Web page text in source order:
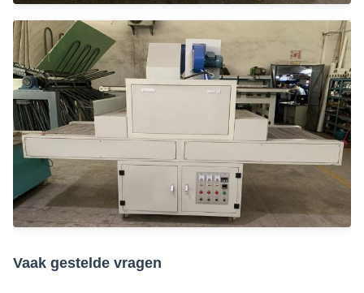
Vaak gestelde vragen